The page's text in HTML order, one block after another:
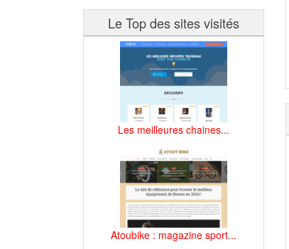
Le Top des sites visités
Les meilleures chaines...
Atoubike : magazine sport...